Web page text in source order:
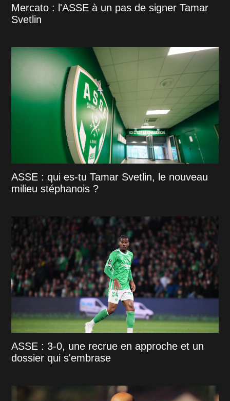
Mercato : l'ASSE à un pas de signer Tamar
Svetlin
ASSE : qui es-tu Tamar Svetlin, le nouveau
milieu stéphanois ?
ASSE : 3-0, une recrue en approche et un
dossier qui s'embrase